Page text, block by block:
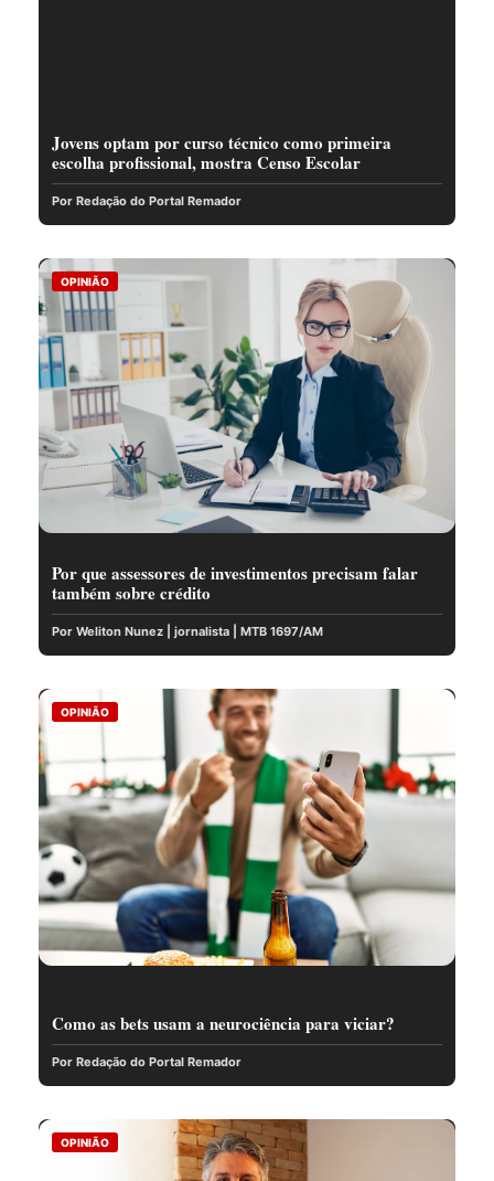
Jovens optam por curso técnico como primeira
escolha profissional, mostra Censo Escolar
Por Redação do Portal Remador
OPINIÃO
Por que assessores de investimentos precisam falar
também sobre crédito
Por Weliton Nunez | jornalista | MTB 1697/AM
OPINIÃO
Como as bets usam a neurociência para viciar?
Por Redação do Portal Remador
OPINIÃO